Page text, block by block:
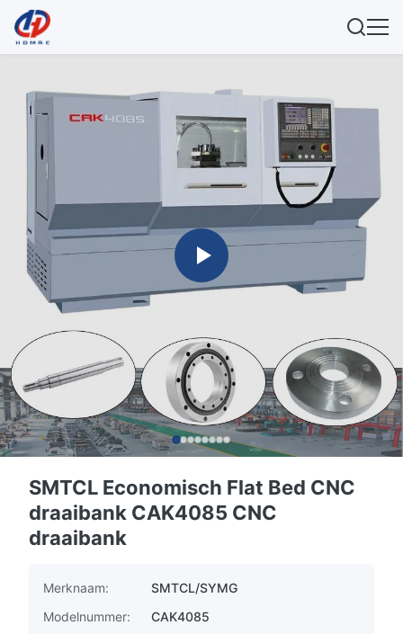
SMTCL Economisch Flat Bed CNC
draaibank CAK4085 CNC
draaibank
Merknaam:
SMTCL/SYMG
Modelnummer:
CAK4085